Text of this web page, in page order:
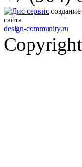
создание
сайта
design-community.ru